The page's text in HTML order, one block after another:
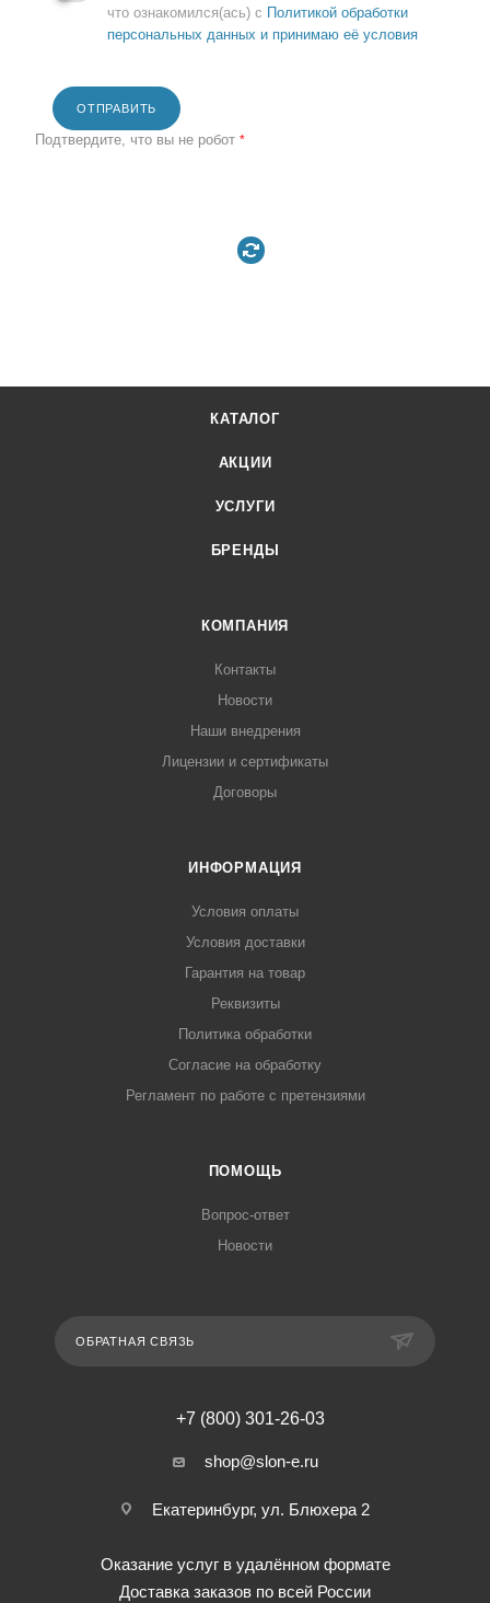
что ознакомился(ась) с Политикой обработки
персональных данных и принимаю её условия
ОТПРАВИТЬ
Подтвердите, что вы не робот *
КАТАЛОГ
АКЦИИ
УСЛУГИ
БРЕНДЫ
КОМПАНИЯ
Контакты
Новости
Наши внедрения
Лицензии и сертификаты
Договоры
ИНФОРМАЦИЯ
Условия оплаты
Условия доставки
Гарантия на товар
Реквизиты
Политика обработки
Согласие на обработку
Регламент по работе с претензиями
ПОМОЩЬ
Вопрос-ответ
Новости
ОБРАТНАЯ СВЯЗЬ
+7 (800) 301-26-03
shop@slon-e.ru
Екатеринбург, ул. Блюхера 2
Оказание услуг в удалённом формате
Доставка заказов по всей России